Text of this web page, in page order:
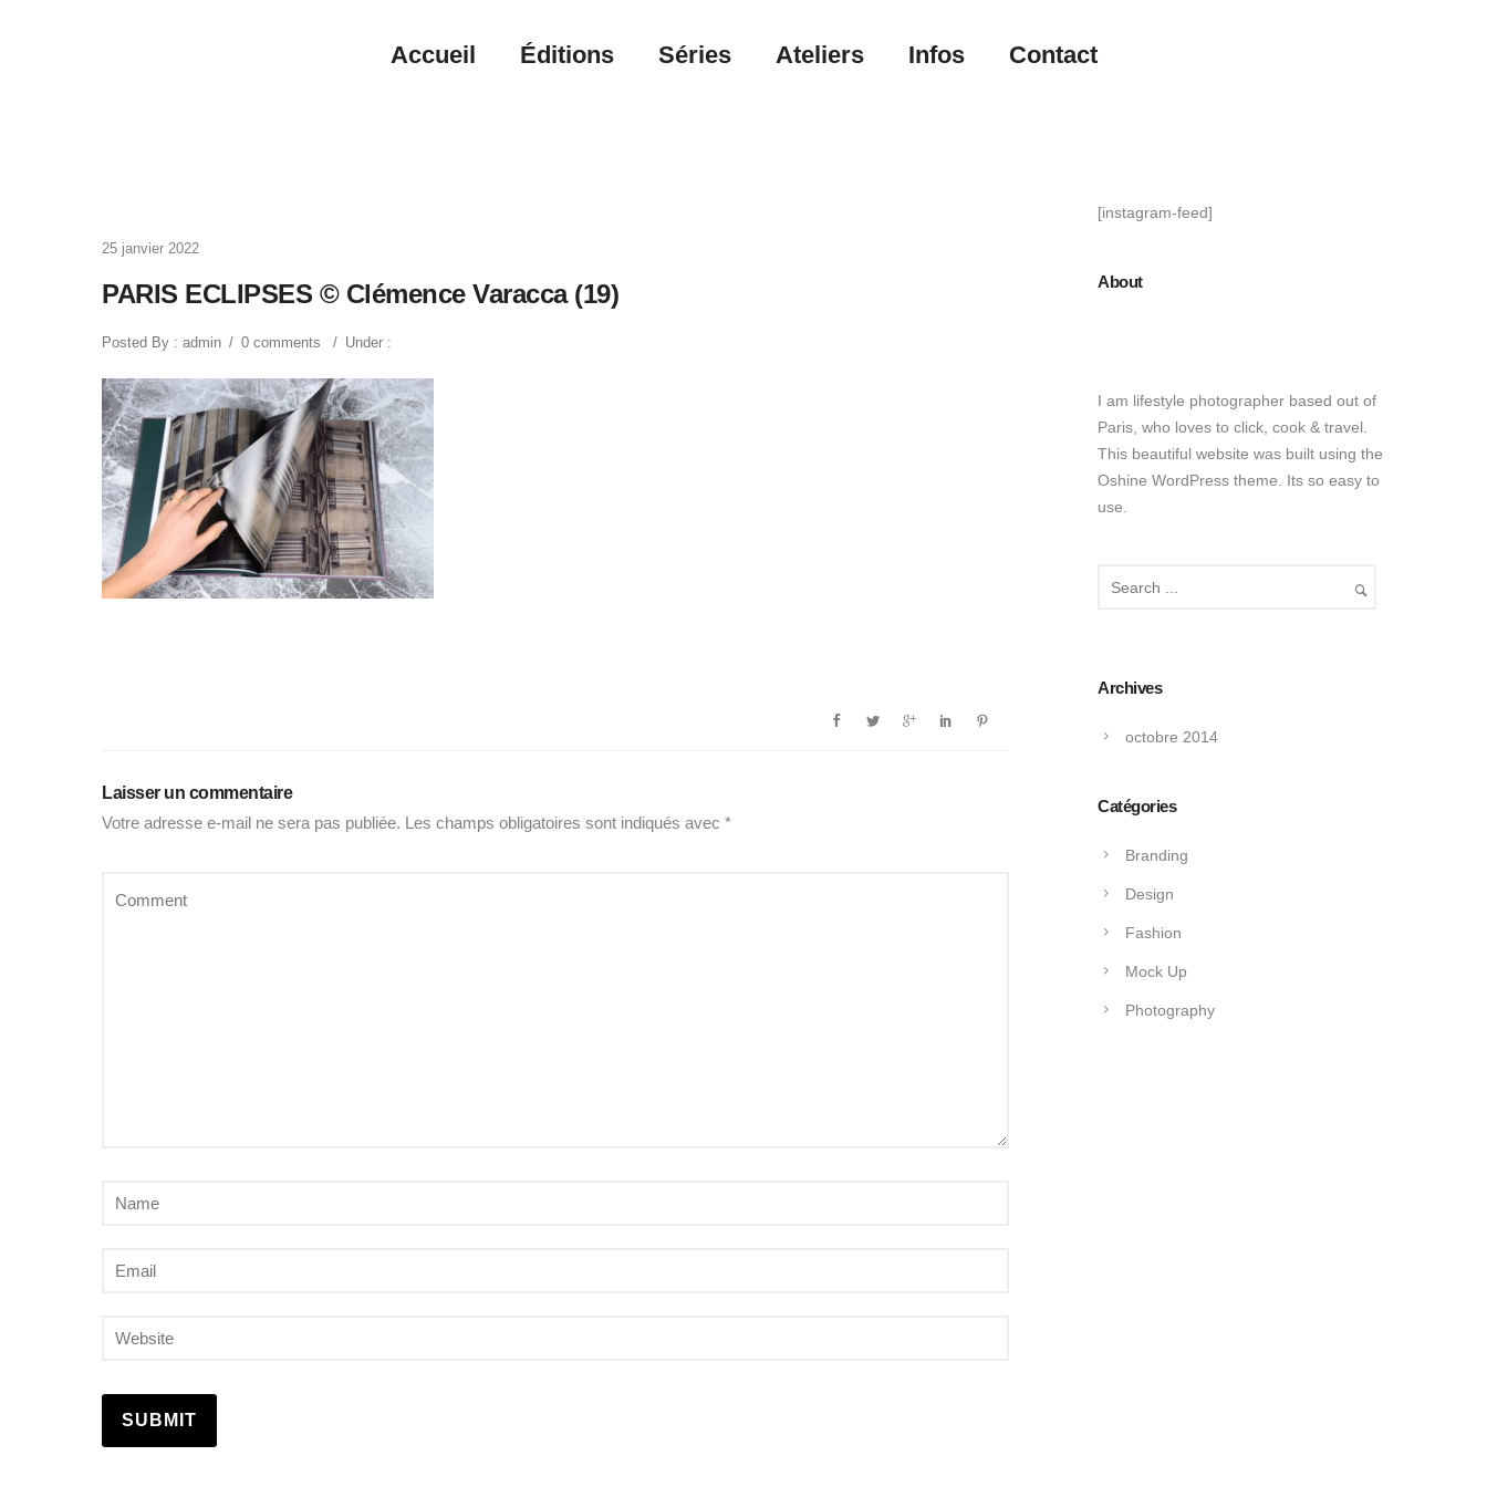
Accueil Éditions Séries Ateliers Infos Contact
25 janvier 2022
PARIS ECLIPSES © Clémence Varacca (19)
Posted By : admin / 0 comments / Under :
Laisser un commentaire
Votre adresse e-mail ne sera pas publiée. Les champs obligatoires sont indiqués avec *
[instagram-feed]
About
I am lifestyle photographer based out of
Paris, who loves to click, cook & travel.
This beautiful website was built using the
Oshine WordPress theme. Its so easy to
use.
Archives
octobre 2014
Catégories
Branding
Design
Fashion
Mock Up
Photography